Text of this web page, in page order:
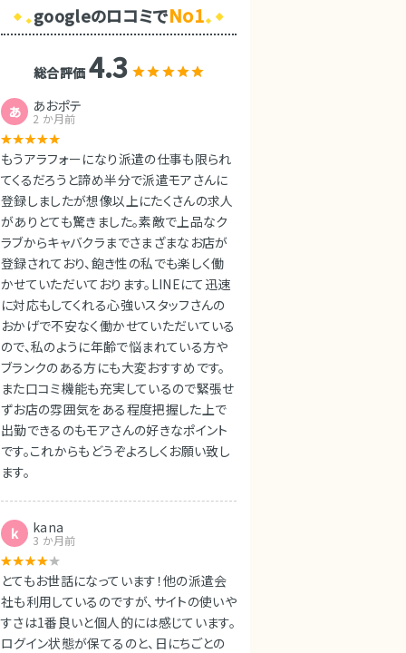
googleのロコミでNo1
総合評価4.3
あ あおポテ
2 か月前
もうアラフォーになり派遣の仕事も限られ
てくるだろうと諦め半分で派遣モアさんに
登録しましたが想像以上にたくさんの求人
がありとても驚きました。素敵で上品なク
ラブからキャバクラまでさまざまなお店が
登録されており、飽き性の私でも楽しく働
かせていただいております。LINEにて迅速
に対応もしてくれる心強いスタッフさんの
おかげで不安なく働かせていただいている
ので、私のように年齢で悩まれている方や
ブランクのある方にも大変おすすめです。
また口コミ機能も充実しているので緊張せ
ずお店の雰囲気をある程度把握した上で
出勤できるのもモアさんの好きなポイント
です。これからもどうぞよろしくお願い致し
ます。
k kana
3 か月前
とてもお世話になっています！他の派遣会
社も利用しているのですが、サイトの使いや
すさは1番良いと個人的には感じています。
ログイン状態が保てるのと、日にちごとの